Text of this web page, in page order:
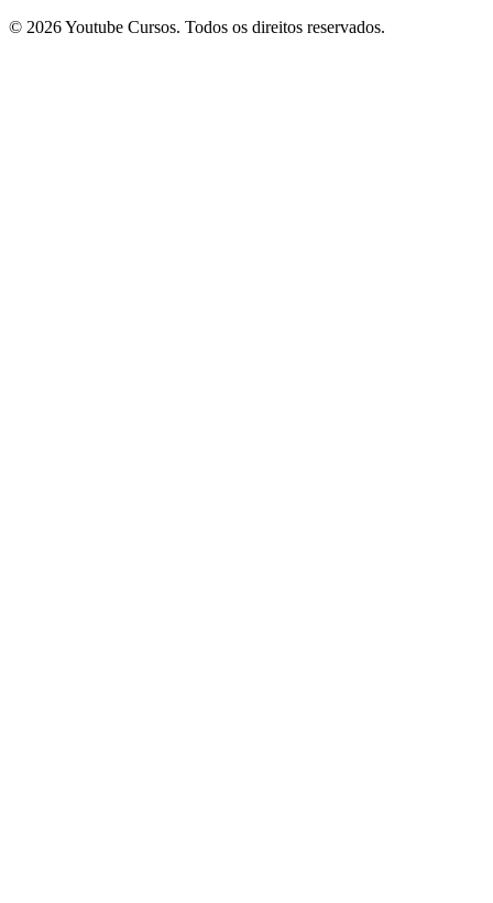
© 2026 Youtube Cursos. Todos os direitos reservados.